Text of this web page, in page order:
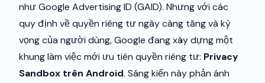
như Google Advertising ID (GAID). Nhưng với các
quy định về quyền riêng tư ngày càng tăng và kỳ
vọng của người dùng, Google đang xây dựng một
khung làm việc mới ưu tiên quyền riêng tư: Privacy
Sandbox trên Android. Sáng kiến này phản ánh